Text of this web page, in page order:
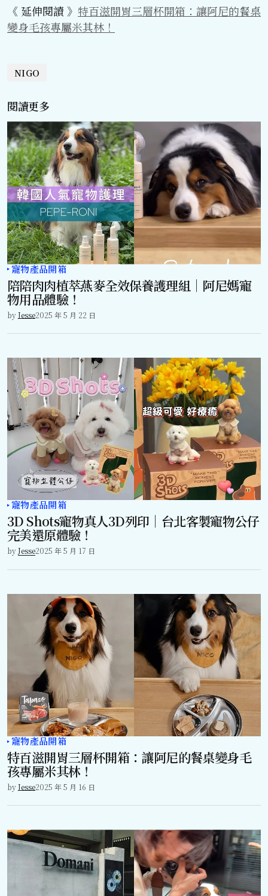
《 延伸閱讀 》 特百滋開胃三層杯開箱：讓阿尼的餐桌
變身毛孩專屬米其林！
NIGO
閱讀更多
寵物產品開箱
陪陪肉肉植萃燕麥全效保養護理組｜阿尼媽寵
物用品體驗！
byJesse2025 年 5 月 22 日
寵物產品開箱
3D Shots寵物真人3D列印｜台北客製寵物公仔
完美還原體驗！
byJesse2025 年 5 月 17 日
寵物產品開箱
特百滋開胃三層杯開箱：讓阿尼的餐桌變身毛
孩專屬米其林！
byJesse2025 年 5 月 16 日